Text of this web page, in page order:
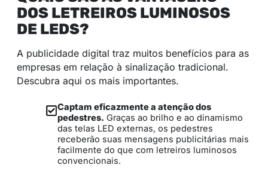
DOS LETREIROS LUMINOSOS
DE LEDS?
A publicidade digital traz muitos benefícios para as
empresas em relação à sinalização tradicional.
Descubra aqui os mais importantes.
Captam eficazmente a atenção dos
pedestres. Graças ao brilho e ao dinamismo
das telas LED externas, os pedestres
receberão suas mensagens publicitárias mais
facilmente do que com letreiros luminosos
convencionais.